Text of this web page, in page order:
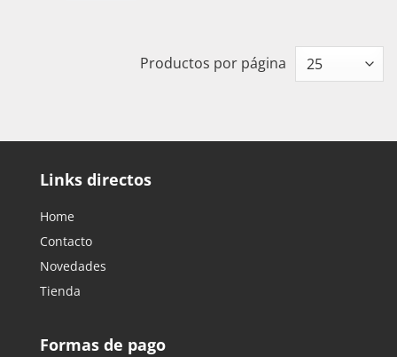
Productos por página
Links directos
Home
Contacto
Novedades
Tienda
Formas de pago